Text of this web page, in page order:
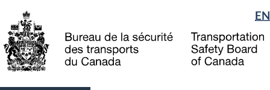
to
main
to
"About
government"
à
la
Sélection
de
la
langue
EN